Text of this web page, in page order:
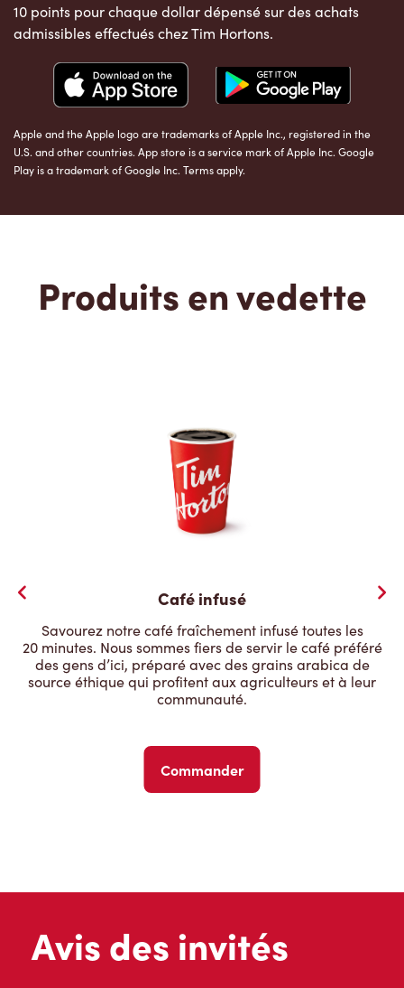
10 points pour chaque dollar dépensé sur des achats
admissibles effectués chez Tim Hortons.
Apple and the Apple logo are trademarks of Apple Inc., registered in the
U.S. and other countries. App store is a service mark of Apple Inc. Google
Play is a trademark of Google Inc. Terms apply.
Produits en vedette
Café infusé
Savourez notre café fraîchement infusé toutes les
20 minutes. Nous sommes fiers de servir le café préféré
des gens d’ici, préparé avec des grains arabica de
source éthique qui profitent aux agriculteurs et à leur
communauté.
Commander
Avis des invités